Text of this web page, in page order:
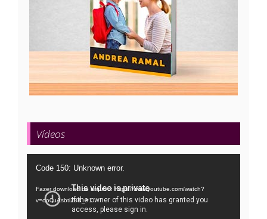
Vídeos
Tocador
vídeo
Code 150: Unknown error.
Fazer download do arquivo: https://www.youtube.com/watch?
v=oo0uAsbti28&_=1